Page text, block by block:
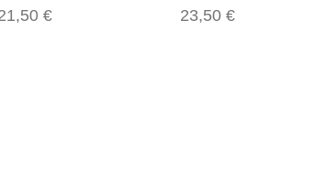
€ 23,50 €